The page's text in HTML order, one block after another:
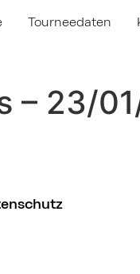
Tourneedaten
– 23/